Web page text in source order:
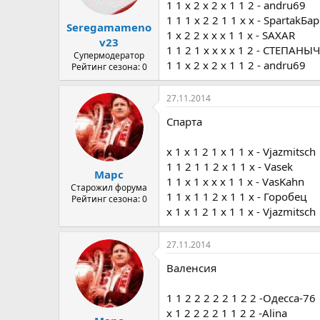
Seregamameno
v23
Супермодератор
Рейтинг сезона: 0
1 1 х 2 х 2 х 1 1 2 - andru69
1 1 1 х 2 2 1 1 х х -
1 x 2 2 x x x 1 1 x - SAXAR
1 1 2 1 х х х х 1 2 - СТЕПАНЫЧ
1 1 х 2 х 2 х 1 1 2 - andru69
Марс
Старожил форума
Рейтинг сезона: 0
27.11.2014
Спарта
х 1 х 1 2 1 х 1 1 х - Vjazmitsch
1 1 2 1 1 2 x 1 1 x - Vasek
1 1 x 1 x x x 1 1 x - VasKahn
1 1 х 1 1 2 х 1 1 х - Горобец
х 1 х 1 2 1 х 1 1 х - Vjazmitsch
27.11.2014
Валенсия
1 1 2 2 2 2 2 1 2 2 -Одесса-76
x 1 2 2 2 2 1 1 2 2 -Alina